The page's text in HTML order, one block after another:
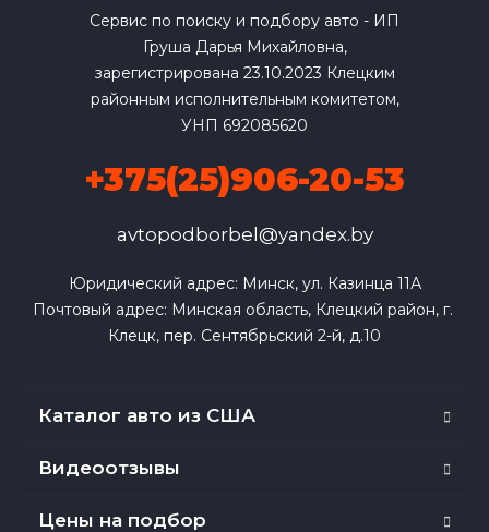
Сервис по поиску и подбору авто - ИП
Груша Дарья Михайловна,
зарегистрирована 23.10.2023 Клецким
районным исполнительным комитетом,
УНП 692085620
+375(25)906-20-53
avtopodborbel@yandex.by
Юридический адрес: Минск, ул. Казинца 11А
Почтовый адрес: Минская область, Клецкий район, г.
Клецк, пер. Сентябрьский 2-й, д.10
Каталог авто из США
Видеоотзывы
Цены на подбор